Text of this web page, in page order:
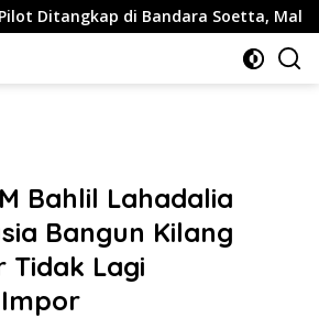
di Bandara Soetta, Malaysia
Bahlil Lahadalia
Bangun Kilang
Tidak Lagi